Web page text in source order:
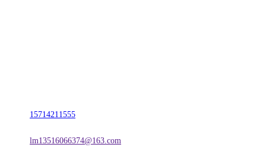
15714211555
lm13516066374@163.com